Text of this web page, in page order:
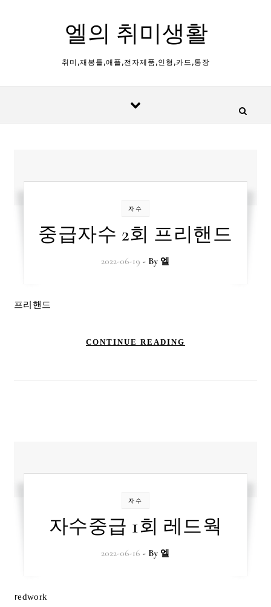
엘의 취미생활
취미,재봉틀,애플,전자제품,인형,카드,통장
자수
중급자수 2회 프리핸드
2022-06-19 - By 엘
프리핸드
CONTINUE READING
자수
자수중급 1회 레드웍
2022-06-16 - By 엘
redwork